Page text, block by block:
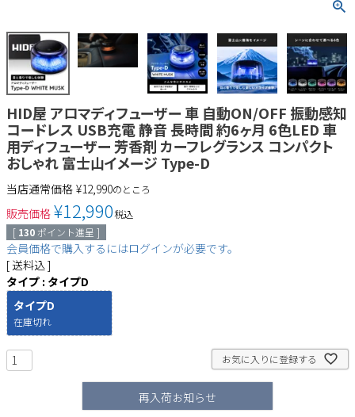
HID屋 アロマディフューザー 車 自動ON/OFF 振動感知
コードレス USB充電 静音 長時間 約6ヶ月 6色LED 車
用ディフューザー 芳香剤 カーフレグランス コンパクト
おしゃれ 富士山イメージ Type-D
当店通常価格 ¥12,990のところ
販売価格 ¥12,990税込
[ 130 ポイント進呈 ]
会員価格で購入するにはログインが必要です。
送料込
タイプ タイプD
タイプD
在庫切れ
お気に入りに登録する
再入荷お知らせ